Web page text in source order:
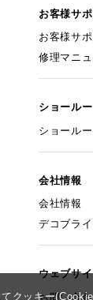
クッキー
お客様サ
お客様サ
修理マニ
ショール
ショール
会社情報
会社情報
デコブラ
ウェブサ
お問い合